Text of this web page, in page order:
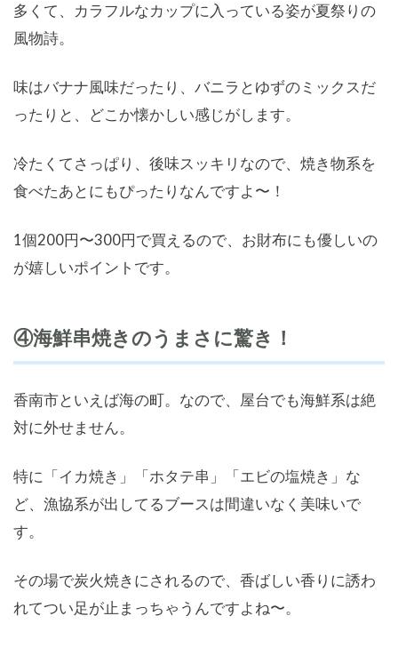
多くて、カラフルなカップに入っている姿が夏祭りの
風物詩。
味はバナナ風味だったり、バニラとゆずのミックスだ
ったりと、どこか懐かしい感じがします。
冷たくてさっぱり、後味スッキリなので、焼き物系を
食べたあとにもぴったりなんですよ〜！
1個200円〜300円で買えるので、お財布にも優しいの
が嬉しいポイントです。
④海鮮串焼きのうまさに驚き！
香南市といえば海の町。なので、屋台でも海鮮系は絶
対に外せません。
特に「イカ焼き」「ホタテ串」「エビの塩焼き」な
ど、漁協系が出してるブースは間違いなく美味いで
す。
その場で炭火焼きにされるので、香ばしい香りに誘わ
れてつい足が止まっちゃうんですよね〜。